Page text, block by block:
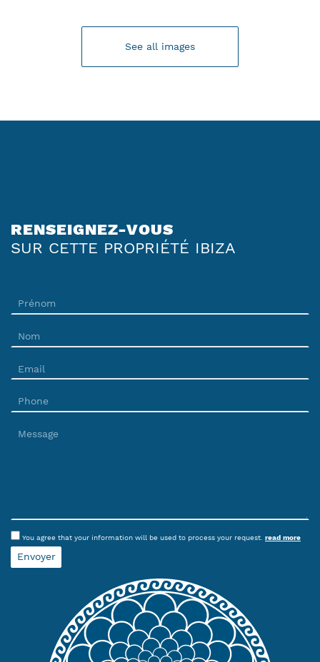
See all images
RENSEIGNEZ-VOUS
SUR CETTE PROPRIÉTÉ IBIZA
You agree that your information will be used to process your request. read more